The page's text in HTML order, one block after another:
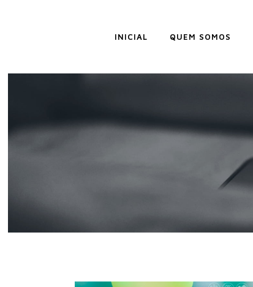
INICIAL QUEM SOMOS